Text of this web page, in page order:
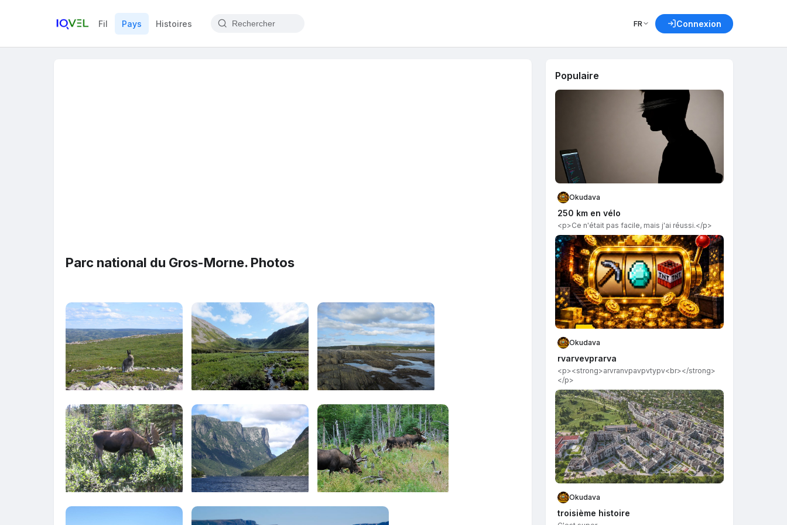
Fil Pays Histoires FR Connexion
Parc national du Gros-Morne. Photos
Populaire
Okudava
250 km en vélo
<p>Ce n'était pas facile, mais j'ai réussi.</p>
Okudava
rvarvevprarva
<p><strong>arvranvpavpvtypv​<br></strong>
</p>
Okudava
troisième histoire